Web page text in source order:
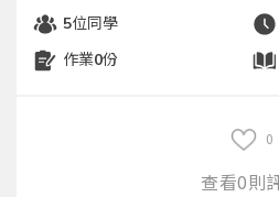
5位同學
作業0份
0
查看0則